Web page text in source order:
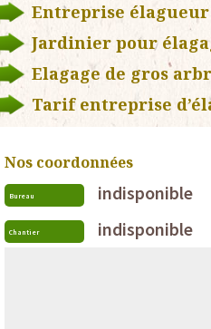
Entreprise
Jardinier pour
Elagage de gros
Tarif entreprise
Nos coordonnées
Bureau indisponible
Chantier indisponible